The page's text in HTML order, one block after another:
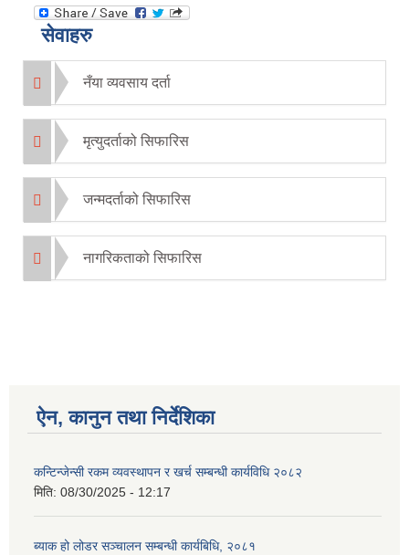
सेवाहरु
नँया व्यवसाय दर्ता
मृत्युदर्ताको सिफारिस
जन्मदर्ताको सिफारिस
नागरिकताको सिफारिस
ऐन, कानुन तथा निर्देशिका
कन्टिन्जेन्सी रकम व्यवस्थापन र खर्च सम्बन्धी कार्यविधि २०८२
मिति: 08/30/2025 - 12:17
ब्याक हो लोडर सञ्चालन सम्बन्धी कार्यबिधि, २०८१